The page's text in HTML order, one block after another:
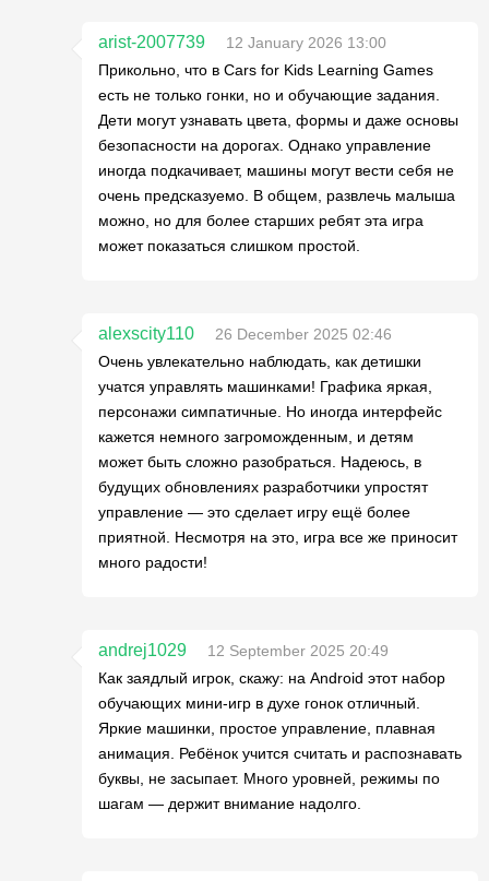
arist-2007739
12 January 2026 13:00
Прикольно, что в Cars for Kids Learning Games
есть не только гонки, но и обучающие задания.
Дети могут узнавать цвета, формы и даже основы
безопасности на дорогах. Однако управление
иногда подкачивает, машины могут вести себя не
очень предсказуемо. В общем, развлечь малыша
можно, но для более старших ребят эта игра
может показаться слишком простой.
alexscity110
26 December 2025 02:46
Очень увлекательно наблюдать, как детишки
учатся управлять машинками! Графика яркая,
персонажи симпатичные. Но иногда интерфейс
кажется немного загроможденным, и детям
может быть сложно разобраться. Надеюсь, в
будущих обновлениях разработчики упростят
управление — это сделает игру ещё более
приятной. Несмотря на это, игра все же приносит
много радости!
andrej1029
12 September 2025 20:49
Как заядлый игрок, скажу: на Android этот набор
обучающих мини-игр в духе гонок отличный.
Яркие машинки, простое управление, плавная
анимация. Ребёнок учится считать и распознавать
буквы, не засыпает. Много уровней, режимы по
шагам — держит внимание надолго.